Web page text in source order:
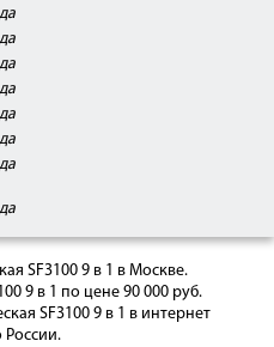
да
да
да
да
да
да
да
да
SF3100 9 в 1 в Москве.
9 в 1 по цене 90 000 руб.
SF3100 9 в 1 в интернет
России.